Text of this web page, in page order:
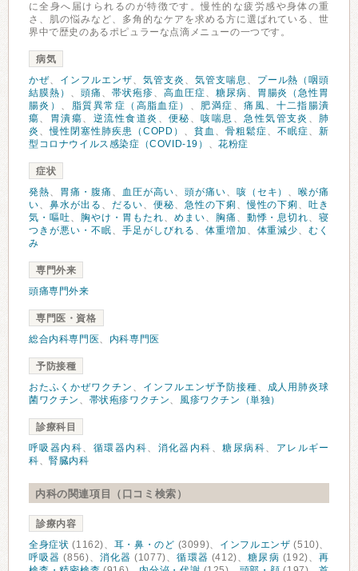
に全身へ届けられるのが特徴です。慢性的な疲労感や身体の重
さ、肌の悩みなど、多角的なケアを求める方に選ばれている、世
界中で歴史のあるポピュラーな点滴メニューの一つです。
病気
かぜ、 インフルエンザ、 気管支炎 、 気管支喘息 、
プール熱（咽頭
結膜熱） 、 頭痛 、 帯状疱疹、 高血圧症、 糖尿病、
胃腸炎（急性胃
腸炎） 、 脂質異常症（高脂血症） 、 肥満症 、痛風、 十二指腸潰
瘍、 胃潰瘍、 逆流性食道炎 、 便秘 、咳喘息 、急性気管支炎 、 肺
炎 、慢性閉塞性肺疾患（COPD） 、貧血 、骨粗鬆症、不眠症、新
型コロナウイルス感染症（COVID-19） 、花粉症
症状
発熱、 胃痛・腹痛 、 血圧が高い、 頭が痛い、 咳（セキ） 、喉が痛
い、 鼻水が出る 、 だるい、 便秘、 急性の下痢 、慢性の下痢 、吐き
気・嘔吐、 胸やけ・胃もたれ、 めまい、 胸痛 、 動悸・息切れ、寝
つきが悪い・不眠、 手足がしびれる 、 体重増加 、 体重減少、むく
み
専門外来
頭痛専門外来
専門医・資格
総合内科専門医、 内科専門医
予防接種
おたふくかぜワクチン 、 インフルエンザ予防接種、
成人用肺炎球
菌ワクチン 、 帯状疱疹ワクチン、 風疹ワクチン（単独）
診療科目
呼吸器内科、 循環器内科、 消化器内科 、糖尿病科、 アレルギー
科、腎臓内科
内科の関連項目（口コミ検索）
診療内容
全身症状 (1162)、 耳・鼻・のど (3099)、 インフルエンザ (510)、
呼吸器 (856)、 消化器 (1077)、循環器 (412)、糖尿病 (192)、再